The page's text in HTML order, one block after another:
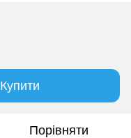
Купити
Порівняти